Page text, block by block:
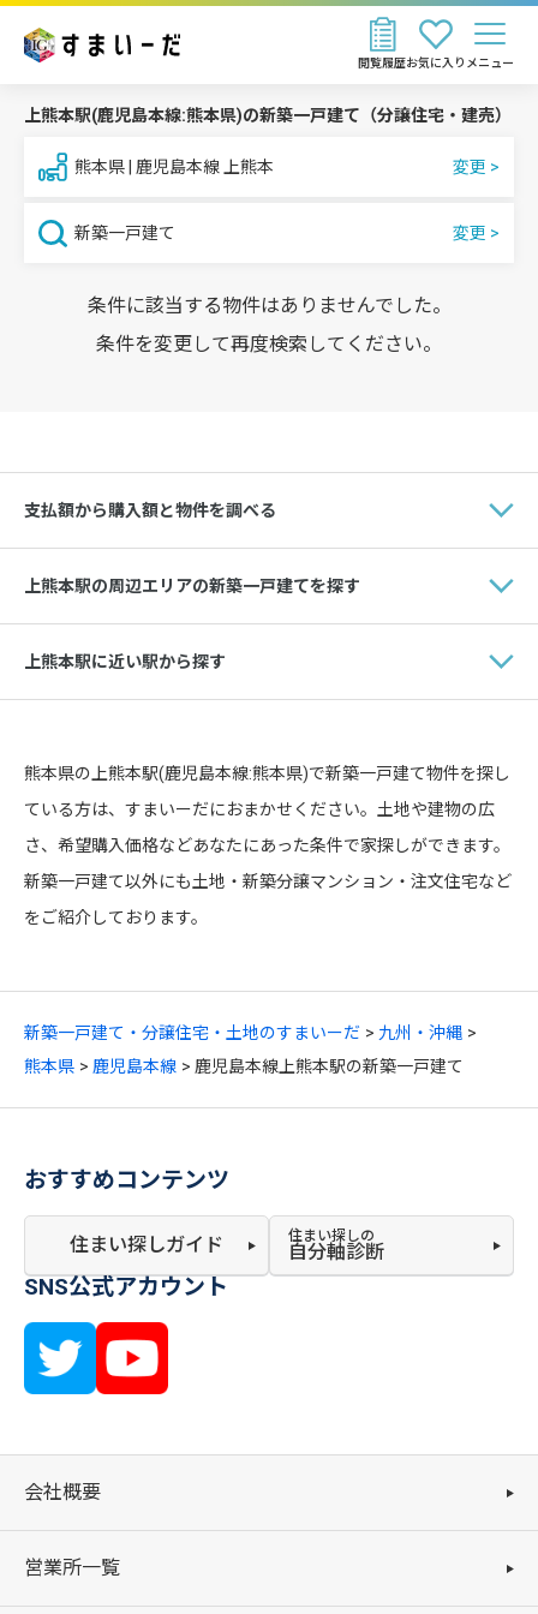
お気に入り
閲覧履歴 メニュー
新築一戸建て・分譲住宅・土地のすまいーだ
九州・沖縄
熊本県
鹿児島本線 鹿児島本線上熊本駅の新築一戸建て
上熊本駅(鹿児島本線:熊本県)の新築一戸建て（分譲住宅・建売）
熊本県 | 鹿児島本線 上熊本
新築一戸建て
条件に該当する物件はありませんでした。
条件を変更して再度検索してください。
支払額から購入額と物件を調べる
上熊本駅の周辺エリアの新築一戸建てを探す
上熊本駅に近い駅から探す
熊本県の上熊本駅(鹿児島本線:熊本県)で新築一戸建て物件を探し
ている方は、すまいーだにおまかせください。土地や建物の広
さ、希望購入価格などあなたにあった条件で家探しができます。
新築一戸建て以外にも土地・新築分譲マンション・注文住宅など
をご紹介しております。
おすすめコンテンツ
住まい探しガイド 住まい探しの
自分軸診断
SNS公式アカウント
会社概要
営業所一覧